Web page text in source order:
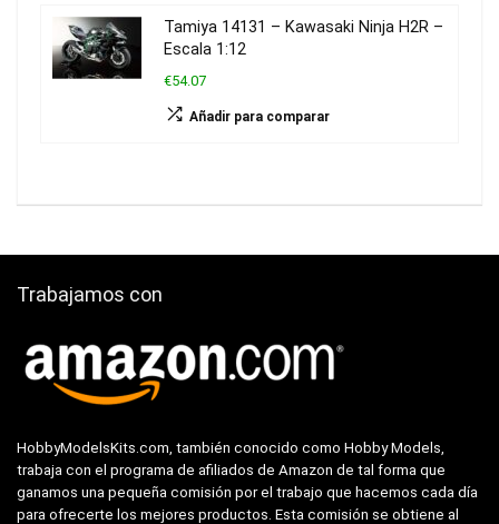
Tamiya 14131 – Kawasaki Ninja H2R –
Escala 1:12
€54.07
Añadir para comparar
Trabajamos con
HobbyModelsKits.com, también conocido como Hobby Models,
trabaja con el programa de afiliados de Amazon de tal forma que
ganamos una pequeña comisión por el trabajo que hacemos cada día
para ofrecerte los mejores productos. Esta comisión se obtiene al